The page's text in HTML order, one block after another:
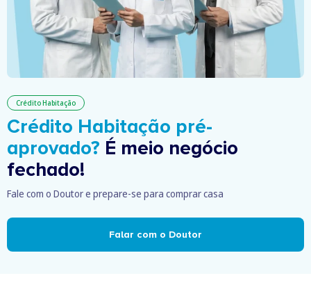
Crédito Habitação
Crédito Habitação pré-
aprovado? É meio negócio
fechado!
Fale com o Doutor e prepare-se para comprar casa
Falar com o Doutor